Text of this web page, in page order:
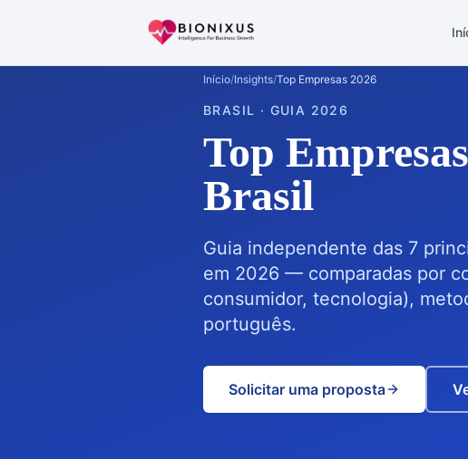
Início/Insights/Top Empresas 2026
BRASIL · GUIA 2026
Top
Brasil
Guia independente das 7
em 2026 — comparadas por
consumidor, tecnologia),
português.
Solicitar uma proposta